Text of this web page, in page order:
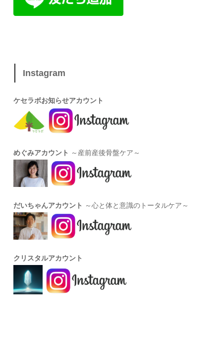
Instagram
ケセラボお知らせアカウント
めぐみアカウント ～産前産後骨盤ケア～
だいちゃんアカウント ～心と体と意識のトータルケア～
クリスタルアカウント